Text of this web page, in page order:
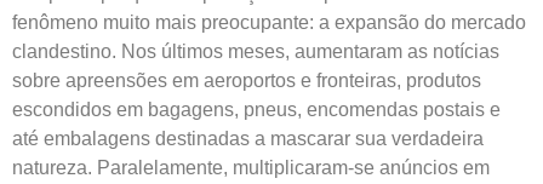
fenômeno muito mais preocupante: a expansão do mercado
clandestino. Nos últimos meses, aumentaram as notícias
sobre apreensões em aeroportos e fronteiras, produtos
escondidos em bagagens, pneus, encomendas postais e
até embalagens destinadas a mascarar sua verdadeira
natureza. Paralelamente, multiplicaram-se anúncios em